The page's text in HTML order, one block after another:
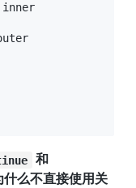
inner
和
么不直接使用关